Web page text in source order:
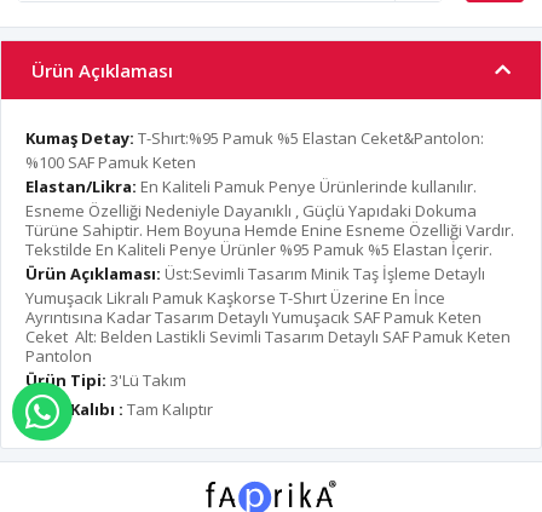
Ürün Açıklaması
Kumaş Detay: T-Shırt:%95 Pamuk %5 Elastan Ceket&Pantolon:
%100 SAF Pamuk Keten
Elastan/Likra: En Kaliteli Pamuk Penye Ürünlerinde kullanılır.
Esneme Özelliği Nedeniyle Dayanıklı , Güçlü Yapıdaki Dokuma
Türüne Sahiptir. Hem Boyuna Hemde Enine Esneme Özelliği Vardır.
Tekstilde En Kaliteli Penye Ürünler %95 Pamuk %5 Elastan İçerir.
Ürün Açıklaması: Üst:Sevimli Tasarım Minik Taş İşleme Detaylı
Yumuşacık Likralı Pamuk Kaşkorse T-Shırt Üzerine En İnce
Ayrıntısına Kadar Tasarım Detaylı Yumuşacık SAF Pamuk Keten
Ceket Alt: Belden Lastikli Sevimli Tasarım Detaylı SAF Pamuk Keten
Pantolon
Ürün Tipi: 3'Lü Takım
Ürün Kalıbı : Tam Kalıptır
WHATSAPP İLE SİPARİŞ VER